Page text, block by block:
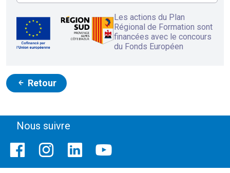
Les actions du Plan
Régional de Formation sont
financées avec le concours
du Fonds Européen
Retour
Nous suivre